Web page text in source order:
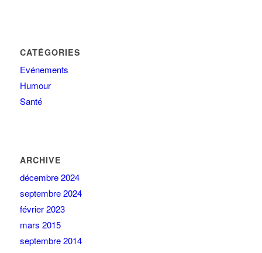
CATÉGORIES
Evénements
Humour
Santé
ARCHIVE
décembre 2024
septembre 2024
février 2023
mars 2015
septembre 2014